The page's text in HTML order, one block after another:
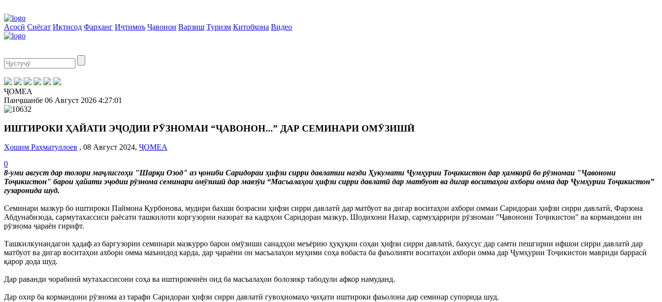
Асосӣ Сиёсат Иқтисод Фарҳанг Иҷтимоъ Ҷавонон Варзиш Туризм Китобхона Видео
ҶОМЕА
Панҷшанбе 06 Август 2026 4:27:02
ИШТИРОКИ ҲАЙАТИ ЭҶОДИИ РӮЗНОМАИ “ҶАВОНОН...” ДАР СЕМИНАРИ ОМӮЗИШӢ
Ҳошим Раҳматуллоев , 08 Август 2024, ҶОМЕА
0
8-уми август дар толори маҷлисгоҳи "Шарқи Озод" аз ҷониби Саридораи ҳифзи сирри давлатии назди Ҳукумати Ҷумҳурии Тоҷикистон дар ҳамкорӣ бо рӯзномаи "Ҷавонони
Тоҷикистон" барои ҳайати эҷодии рӯзнома семинари омӯзишӣ дар мавзӯи “Масъалаҳои ҳифзи сирри давлатӣ дар матбуот ва дигар воситаҳои ахбори омма дар Ҷумҳурии Тоҷикистон”
гузаронида шуд.
Семинари мазкур бо иштироки Паймона Қурбонова, мудири бахши бозрасии ҳифзи сирри давлатӣ дар матбуот ва дигар воситаҳои ахбори оммаи Саридораи ҳифзи сирри давлатӣ, Фарзона
Абдунабизода, сармутахассиси раёсати ташкилоти коргузории назорат ва кадрҳои Саридораи мазкур, Шодихони Назар, сармуҳаррири рӯзномаи "Ҷавонони Тоҷикистон" ва кормандони ин
рӯзнома ҷараён гирифт.
Ташкилкунандагон ҳадаф аз баргузории семинари мазкурро барои омӯзиши санадҳои меъёрию ҳуқуқии соҳаи ҳифзи сирри давлатӣ, бахусус дар самти пешгирии ифшои сирри давлатӣ дар
матбуот ва дигар воситаҳои ахбори омма маънидод карда, дар ҷараёни он масъалаҳои муҳими соҳа вобаста ба фаъолияти воситаҳои ахбори омма дар Ҷумҳурии Тоҷикистон мавриди баррасӣ
қарор дода шуд.
Дар раванди чорабинӣ мутахассисони соҳа ва иштирокчиён оид ба масъалаҳои болозикр табодули афкор намуданд.
Дар охир ба кормандони рӯзнома аз тарафи Саридораи ҳифзи сирри давлатӣ гувоҳномаҳо ҷиҳати иштироки фаъолона дар семинар супорида шуд.